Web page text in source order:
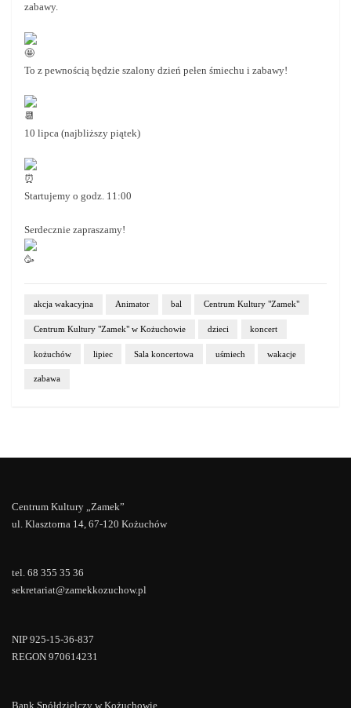
zabawy.
To z pewnością będzie szalony dzień pełen śmiechu i zabawy!
10 lipca (najbliższy piątek)
Startujemy o godz. 11:00
Serdecznie zapraszamy!
akcja wakacyjna Animator bal Centrum Kultury "Zamek"
Centrum Kultury "Zamek" w Kożuchowie dzieci koncert
kożuchów lipiec Sala koncertowa uśmiech wakacje
zabawa
Centrum Kultury „Zamek”
ul. Klasztorna 14, 67-120 Kożuchów
tel. 68 355 35 36
sekretariat@zamekkozuchow.pl
NIP 925-15-36-837
REGON 970614231
Bank Spółdzielczy w Kożuchowie